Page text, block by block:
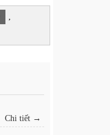
,
Chi tiết →